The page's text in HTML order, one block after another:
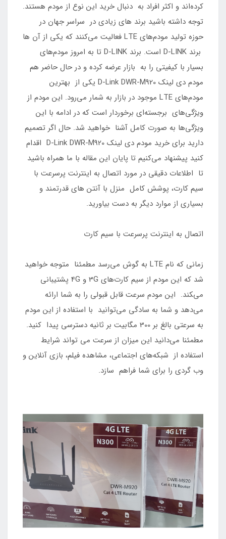
کرده‌اند و اکثر افراد به دنبال خرید این نوع از مودم هستند.
توجه داشته باشید برند های زیادی در سراسر جهان در
حوزه تولید مودم‌های LTE فعالیت می‌کنند که یکی از آن ها
برند D-LINK است. برند D-LINK تا به امروز مودم‌های
بسیار با کیفیتی را به بازار عرضه کرده و در حال حاضر هم
مودم دي لينك D-Link DWR-M920 یکی از بهترین
مودم‌های LTE موجود در بازار به شمار می‌رود. این مودم از
ویژگی‌های برجسته‌ای برخوردار است که در ادامه با این
ویژگی‌ها به صورت کامل آشنا خواهید شد. حال اگر تصمیم
دارید برای خرید مودم دي لينك D-Link DWR-M920 اقدام
کنید پیشنهاد می‌کنیم تا پایان این مقاله با ما همراه باشید
تا اطلاعات دقیقی در مورد اتصال به اینترنت پرسرعت با
سیم کارت، پوشش کامل منزل با آنتن های قدرتمند و
بسیاری از موارد دیگر به دست بیاورید.
اتصال به اینترنت پرسرعت با سیم کارت
زمانی که نام LTE به گوش می‌رسد مطمئنا متوجه خواهید
شد که این مودم از سیم کارت‌های 3G و 4G پشتیبانی
می‌‍کند. این مودم سرعت قابل قبولی را به شما ارائه
می‌دهد و شما به سادگی می‌توانید با استفاده از این مودم
به سرعتی بالغ بر 300 مگابیت بر ثانیه دسترسی پیدا کنید.
مطمئنا می‌دانید این میزان از سرعت می تواند شرایط
استفاده از شبکه‌های اجتماعی، مشاهده فیلم، بازی آنلاین و
وب گردی را برای شما فراهم سازد.